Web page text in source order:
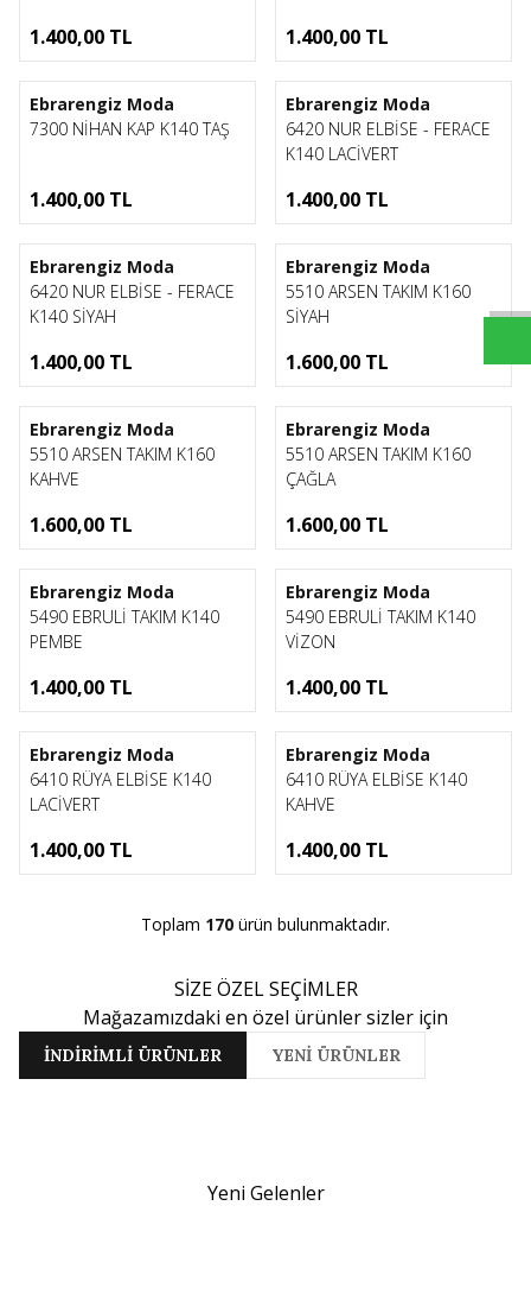
1.400,00 TL 1.400,00 TL
1
Ebrarengiz Moda
7300 NİHAN KAP K140 TAŞ
1.400,00 TL
1
Ebrarengiz Moda
6420 NUR ELBİSE - FERACE
K140 LACİVERT
1.400,00 TL
1
Ebrarengiz Moda
6420 NUR ELBİSE - FERACE
K140 SİYAH
1.400,00 TL
1
Ebrarengiz Moda
5510 ARSEN TAKIM K160
SİYAH
1.600,00 TL
1
Ebrarengiz Moda
5510 ARSEN TAKIM K160
KAHVE
1.600,00 TL
1
Ebrarengiz Moda
5510 ARSEN TAKIM K160
ÇAĞLA
1.600,00 TL
1
Ebrarengiz Moda
5490 EBRULİ TAKIM K140
PEMBE
1.400,00 TL
1
Ebrarengiz Moda
5490 EBRULİ TAKIM K140
VİZON
1.400,00 TL
1
Ebrarengiz Moda
6410 RÜYA ELBİSE K140
LACİVERT
1.400,00 TL
1
Ebrarengiz Moda
6410 RÜYA ELBİSE K140
KAHVE
1.400,00 TL
Toplam 170 ürün bulunmaktadır.
SİZE ÖZEL SEÇİMLER
Mağazamızdaki en özel ürünler sizler için
İNDİRİMLİ ÜRÜNLER YENİ ÜRÜNLER
Yeni Gelenler
1